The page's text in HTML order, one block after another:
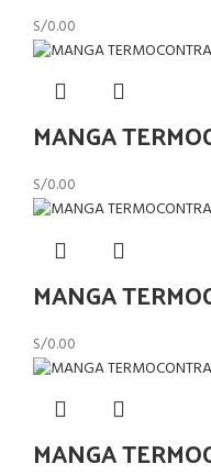
S/0.00
MANGA
S/0.00
MANGA
S/0.00
MANGA